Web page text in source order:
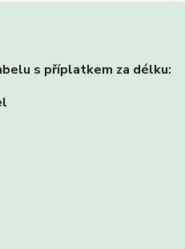
s příplatkem za délku: